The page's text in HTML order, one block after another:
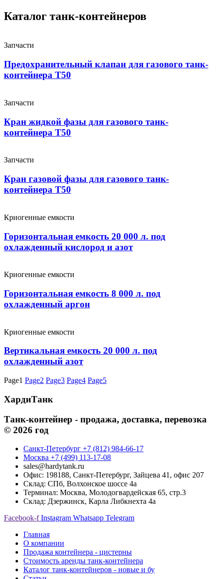
Каталог танк-контейнеров
Запчасти
Предохранительный клапан для газового танк-
контейнера Т50
Запчасти
Кран жидкой фазы для газового танк-
контейнера Т50
Запчасти
Кран газовой фазы для газового танк-
контейнера Т50
Криогенные емкости
Горизонтальная емкость 20 000 л. под
охлажденный кислород и азот
Криогенные емкости
Горизонтальная емкость 8 000 л. под
охлажденный аргон
Криогенные емкости
Вертикальная емкость 20 000 л. под
охлажденный азот
Page1 Page2 Page3 Page4 Page5
ХардиТанк
Танк-контейнер - продажа, доставка, перевозка
© 2026 год
Санкт-Петербург +7 (812) 984-66-17
Москва +7 (499) 113-17-08
sales@hardytank.ru
Офис: 198188, Санкт-Петербург, Зайцева 41, офис 207
Склад: СПб, Волхонское шоссе 4а
Терминал: Москва, Молодогвардейская 65, стр.3
Склад: Дзержинск, Карла Либкнехта 4а
Facebook-f Instagram Whatsapp Telegram
Главная
О компании
Продажа контейнера - цистерны
Стоимость аренды танк-контейнера
Каталог танк-контейнеров - новые и бу